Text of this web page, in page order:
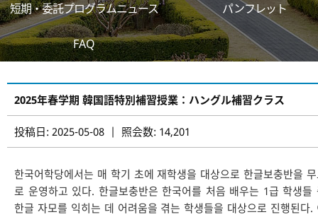
短期・委託プログラムニュース パンフレット
FAQ
2025年春学期 韓国語特別補習授業：ハングル補習クラス
投稿日: 2025-05-08 | 照会数: 14,201
한국어학당에서는 매 학기 초에 재학생을 대상으로 한글보충반을
로 운영하고 있다. 한글보충반은 한국어를 처음 배우는 1급 학생들
한글 자모를 익히는 데 어려움을 겪는 학생들을 대상으로 진행된다.